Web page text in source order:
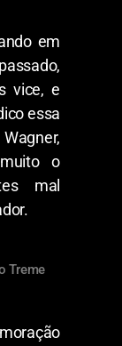
em
vice, e
essa
o
mal
Treme